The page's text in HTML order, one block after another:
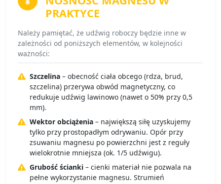
PRAKTYCE
Należy pamiętać, że udźwig roboczy będzie inne w
zależności od poniższych elementów, w kolejności
ważności:
Szczelina – obecność ciała obcego (rdza, brud,
szczelina) przerywa obwód magnetyczny, co
redukuje udźwig lawinowo (nawet o 50% przy 0,5
mm).
Wektor obciążenia – największą siłę uzyskujemy
tylko przy prostopadłym odrywaniu. Opór przy
zsuwaniu magnesu po powierzchni jest z reguły
wielokrotnie mniejsza (ok. 1/5 udźwigu).
Grubość ścianki – cienki materiał nie pozwala na
pełne wykorzystanie magnesu. Strumień